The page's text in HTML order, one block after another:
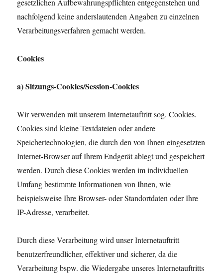
gesetzlichen Aufbewahrungspflichten entgegenstehen und
nachfolgend keine anderslautenden Angaben zu einzelnen
Verarbeitungsverfahren gemacht werden.
Cookies
a) Sitzungs-Cookies/Session-Cookies
Wir verwenden mit unserem Internetauftritt sog. Cookies.
Cookies sind kleine Textdateien oder andere
Speichertechnologien, die durch den von Ihnen eingesetzten
Internet-Browser auf Ihrem Endgerät ablegt und gespeichert
werden. Durch diese Cookies werden im individuellen
Umfang bestimmte Informationen von Ihnen, wie
beispielsweise Ihre Browser- oder Standortdaten oder Ihre
IP-Adresse, verarbeitet.
Durch diese Verarbeitung wird unser Internetauftritt
benutzerfreundlicher, effektiver und sicherer, da die
Verarbeitung bspw. die Wiedergabe unseres Internetauftritts